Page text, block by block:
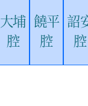
大埔
腔
饒平
腔
詔
腔